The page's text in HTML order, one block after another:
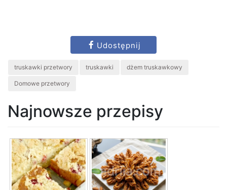
Udostępnij
truskawki przetwory truskawki dżem truskawkowy
Domowe przetwory
Najnowsze przepisy